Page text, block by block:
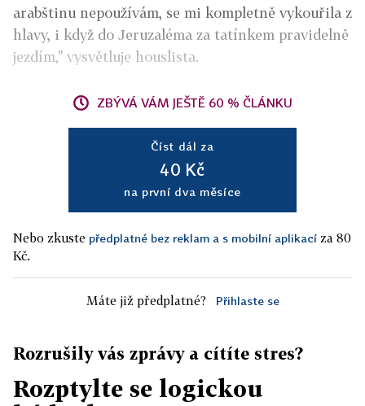
arabštinu nepoužívám, se mi kompletně vykouřila z
hlavy, i když do Jeruzaléma za tatínkem pravidelně
jezdím," vysvětluje houslista.
ZBÝVÁ VÁM JEŠTĚ 60 % ČLÁNKU
Číst dál za
40 Kč
na první dva měsíce
Nebo zkuste předplatné bez reklam a s mobilní aplikací za 80
Kč.
Máte již předplatné? Přihlaste se
Rozrušily vás zprávy a cítíte stres?
Rozptylte se logickou